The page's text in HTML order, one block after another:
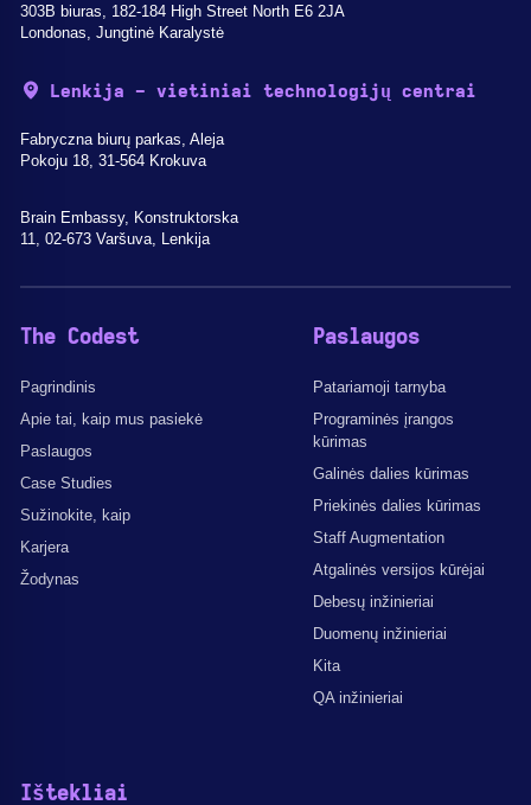
303B biuras, 182-184 High Street North E6 2JA
Londonas, Jungtinė Karalystė
Lenkija - vietiniai technologijų centrai
Fabryczna biurų parkas, Aleja
Pokoju 18, 31-564 Krokuva
Brain Embassy, Konstruktorska
11, 02-673 Varšuva, Lenkija
The Codest
Pagrindinis
Apie tai, kaip mus pasiekė
Paslaugos
Case Studies
Sužinokite, kaip
Karjera
Žodynas
Paslaugos
Patariamoji tarnyba
Programinės įrangos
kūrimas
Galinės dalies kūrimas
Priekinės dalies kūrimas
Staff Augmentation
Atgalinės versijos kūrėjai
Debesų inžinieriai
Duomenų inžinieriai
Kita
QA inžinieriai
Ištekliai